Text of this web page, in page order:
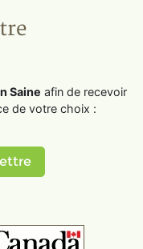
Saine afin de recevoir
de votre choix :